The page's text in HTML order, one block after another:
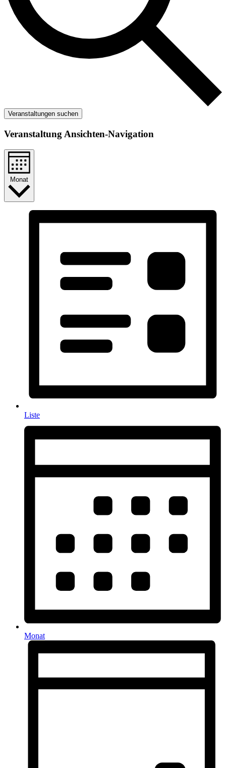
Veranstaltungen suchen
Veranstaltung Ansichten-Navigation
Monat
Liste
Monat